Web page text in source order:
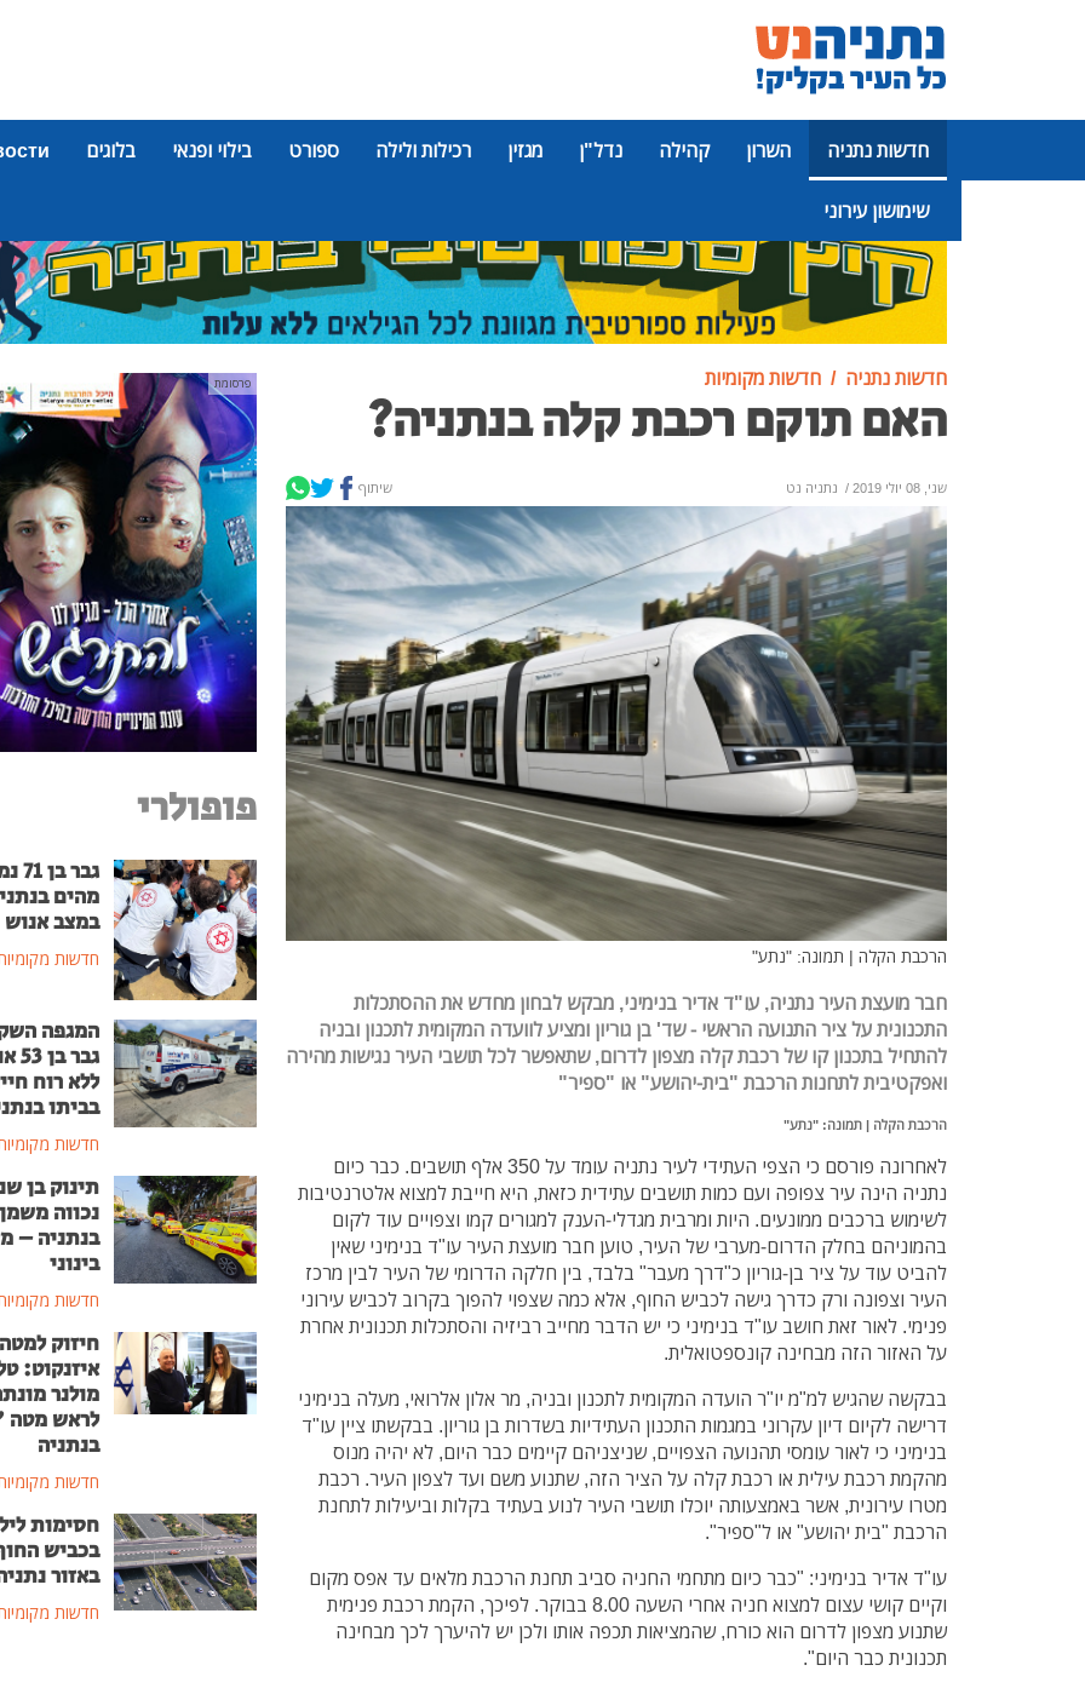
חדשות נתניה השרון קהילה נדל"ן מגזין רכילות ולילה ספורט בילוי ופנאי בלוגים
שימושון עירוני
פרסומת
חדשות נתניה חדשות מקומיות
האם תוקם רכבת קלה בנתניה?
שני, 08 יולי 2019 / נתניה נט שיתוף
הרכבת הקלה | תמונה: "נתע"
חבר מועצת העיר נתניה, עו"ד אדיר בנימיני, מבקש לבחון מחדש את ההסתכלות
התכנונית על ציר התנועה הראשי - שד' בן גוריון ומציע לוועדה המקומית לתכנון ובניה
להתחיל בתכנון קו של רכבת קלה מצפון לדרום, שתאפשר לכל תושבי העיר נגישות מהירה
ואפקטיבית לתחנות הרכבת "בית-יהושע" או "ספיר"
הרכבת הקלה | תמונה: "נתע"
לאחרונה פורסם כי הצפי העתידי לעיר נתניה עומד על 350 אלף תושבים. כבר כיום
נתניה הינה עיר צפופה ועם כמות תושבים עתידית כזאת, היא חייבת למצוא אלטרנטיבות
לשימוש ברכבים ממונעים. היות ומרבית מגדלי-הענק למגורים קמו וצפויים עוד לקום
בהמוניהם בחלק הדרום-מערבי של העיר, טוען חבר מועצת העיר עו"ד בנימיני שאין
להביט עוד על ציר בן-גוריון כ"דרך מעבר" בלבד, בין חלקה הדרומי של העיר לבין מרכז
העיר וצפונה ורק כדרך גישה לכביש החוף, אלא כמה שצפוי להפוך בקרוב לכביש עירוני
פנימי. לאור זאת חושב עו"ד בנימיני כי יש הדבר מחייב רביזיה והסתכלות תכנונית אחרת
על האזור הזה מבחינה קונספטואלית.
בבקשה שהגיש למ"מ יו"ר הועדה המקומית לתכנון ובניה, מר אלון אלרואי, מעלה בנימיני
דרישה לקיום דיון עקרוני במגמות התכנון העתידיות בשדרות בן גוריון. בבקשתו ציין עו"ד
בנימיני כי לאור עומסי תהנועה הצפויים, שניצניהם קיימים כבר היום, לא יהיה מנוס
מהקמת רכבת עילית או רכבת קלה על הציר הזה, שתנוע משם ועד לצפון העיר. רכבת
מטרו עירונית, אשר באמצעותה יוכלו תושבי העיר לנוע בעתיד בקלות וביעילות לתחנת
הרכבת "בית יהושע" או ל"ספיר".
עו"ד אדיר בנימיני: "כבר כיום מתחמי החניה סביב תחנת הרכבת מלאים עד אפס מקום
וקיים קושי עצום למצוא חניה אחרי השעה 8.00 בבוקר. לפיכך, הקמת רכבת פנימית
שתנוע מצפון לדרום הוא כורח, שהמציאות תכפה אותו ולכן יש להיערך לכך מבחינה
תכנונית כבר היום".
פרסומת
פופולרי
גבר
מהים
במצב אנוש
חדשות
המגפה
גבר
ללא רוח
בביתו
חדשות
תינוק בן
נכווה
בנתניה –
בינוני
חדשות
חיזוק למטה
איזנקוט:
מולנר
לראש
בנתניה
חדשות
חסימות
בכביש
באזור
חדשות